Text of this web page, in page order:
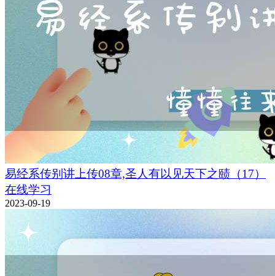
易经系传别讲上传08章,圣人有以见天下之赜（17）
在线学习
2023-09-19